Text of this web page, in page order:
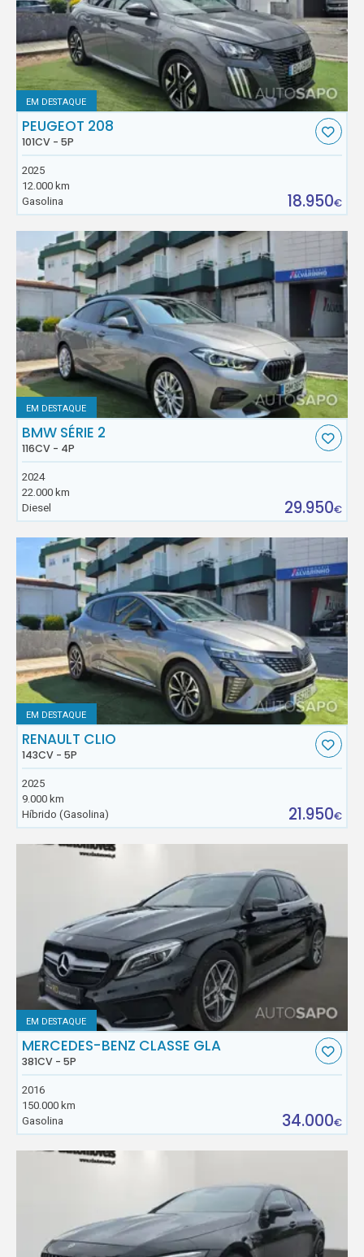
EM DESTAQUE
PEUGEOT 208
101CV - 5P
2025
12.000 km
Gasolina
18.950€
EM DESTAQUE
BMW SÉRIE 2
116CV - 4P
2024
22.000 km
Diesel
29.950€
EM DESTAQUE
RENAULT CLIO
143CV - 5P
2025
9.000 km
Híbrido (Gasolina)
21.950€
EM DESTAQUE
MERCEDES-BENZ CLASSE GLA
381CV - 5P
2016
150.000 km
Gasolina
34.000€